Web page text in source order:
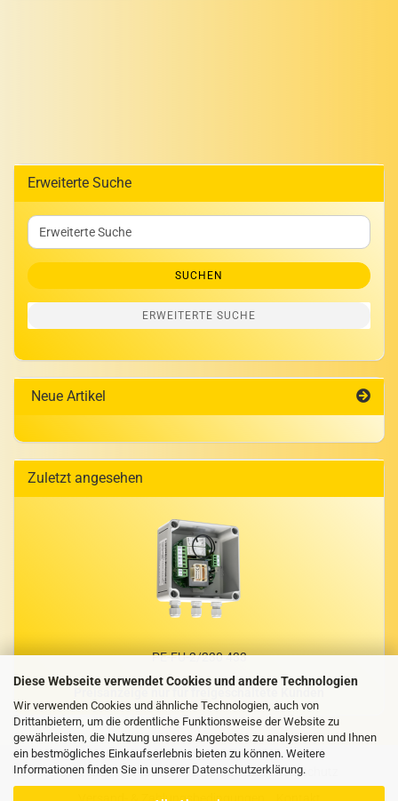
Diese Webseite verwendet Cookies und andere Technologien
Wir verwenden Cookies und ähnliche Technologien, auch von
Drittanbietern, um die ordentliche Funktionsweise der Website zu
gewährleisten, die Nutzung unseres Angebotes zu analysieren und Ihnen
ein bestmögliches Einkaufserlebnis bieten zu können. Weitere
Informationen finden Sie in unserer Datenschutzerklärung.
Erweiterte Suche
Erweiterte
Suche
SUCHEN
ERWEITERTE SUCHE
Neue Artikel
Zuletzt angesehen
PE-​FU-2/230 433
Impressum AGB
Privatsphäre und Datenschutz